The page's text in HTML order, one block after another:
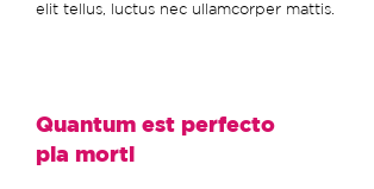
elit tellus, luctus nec ullamcorper mattis.
Quantum est perfecto
pia morti